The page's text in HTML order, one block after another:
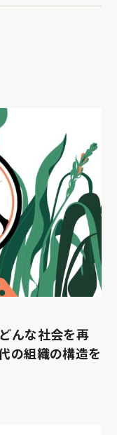
んな社会を再
の組織の構造を